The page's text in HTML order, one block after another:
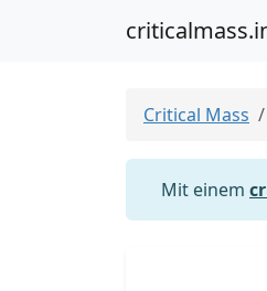
Critical Mass
Mit einem